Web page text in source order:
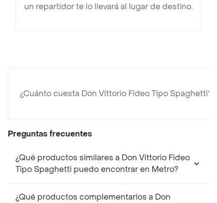
un repartidor te lo llevará al lugar de destino.
¿Cuánto cuesta Don Vittorio Fideo Tipo Spaghetti?
Preguntas frecuentes
¿Qué productos similares a Don Vittorio Fideo
Tipo Spaghetti puedo encontrar en Metro?
¿Qué productos complementarios a Don